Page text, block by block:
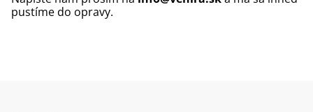
pustíme do opravy.